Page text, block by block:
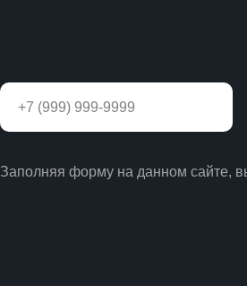
Заполняя форму на данном сайте,